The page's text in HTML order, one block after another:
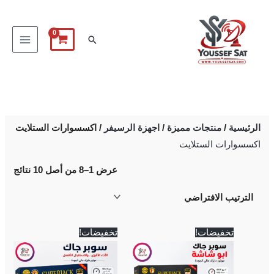
البحث
الرئيسية /منتجات مميزة / اجهزة الرسيفر / اكسسوارات الستلايت
اكسسوارات الستلايت
عرض 1–8 من أصل 10 نتائج
تخفيضات!
هو:
الحالي
هو:
3,200 EGP.
تخفيضات!
هو:
3,000 EGP.
هو:
2,900 EGP.